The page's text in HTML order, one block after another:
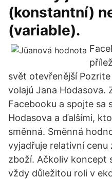
(konstantní)
(variable).
svět otevřenější
volajú Jana Hodasova.
Facebooku a spojte sa
Hodasova a ďalšími,
směnná. Směnná
vyjadřuje relativní cenu
zboží. Ačkoliv koncept
vždy důležitou roli v